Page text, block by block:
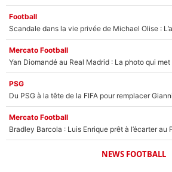
Football
Mercato Football
Yan Diomandé au Real Madrid : La photo qui met
PSG
Mercato Football
NEWS FOOTBALL